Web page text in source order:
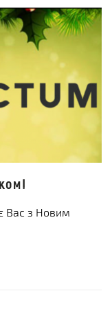
Вас з Новим